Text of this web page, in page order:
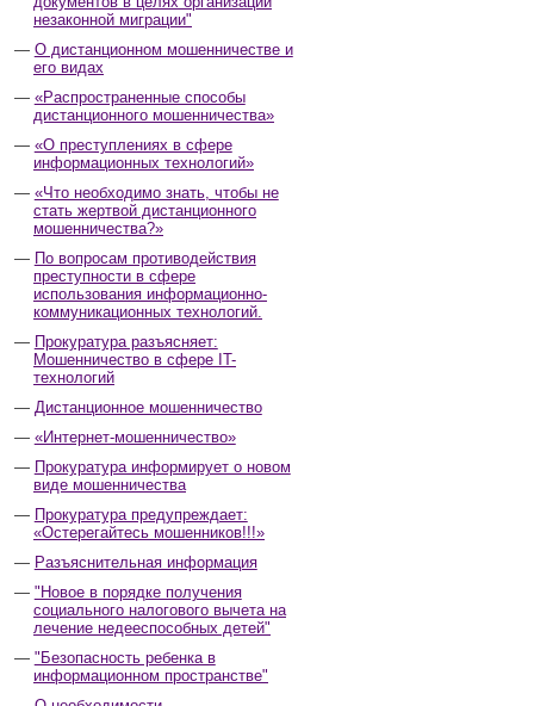
незаконной миграции"
О дистанционном мошенничестве и
его видах
«Распространенные способы
дистанционного мошенничества»
«О преступлениях в сфере
информационных технологий»
«Что необходимо знать, чтобы не
стать жертвой дистанционного
мошенничества?»
По вопросам противодействия
преступности в сфере
использования информационно-
коммуникационных технологий.
Прокуратура разъясняет:
Мошенничество в сфере IT-
технологий
Дистанционное мошенничество
«Интернет-мошенничество»
Прокуратура информирует о новом
виде мошенничества
Прокуратура предупреждает:
«Остерегайтесь мошенников!!!»
Разъяснительная информация
"Новое в порядке получения
социального налогового вычета на
лечение недееспособных детей"
"Безопасность ребенка в
информационном пространстве"